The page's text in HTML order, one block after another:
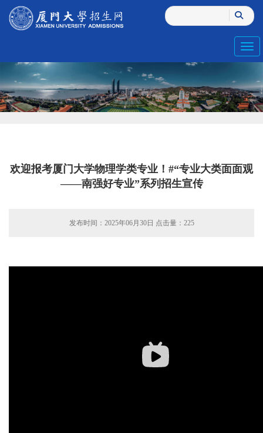
欢迎报考厦门大学物理学类专业！#“专业大类面面观
——南强好专业”系列招生宣传
发布时间：2025年06月30日 点击量： 225